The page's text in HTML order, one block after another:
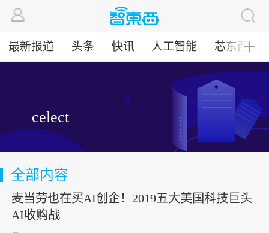
最新报道 头条 快讯 人工智能 芯东西╋
celect
全部内容
麦当劳也在买AI创企！2019五大美国科技巨头
AI收购战